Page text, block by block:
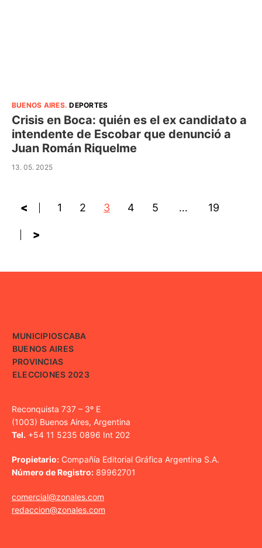
BUENOS AIRES.DEPORTES
Crisis en Boca: quién es el ex candidato a
intendente de Escobar que denunció a
Juan Román Riquelme
13. 05. 2025
< 1 2 3 4 5 … 19
>
MUNICIPIOSCABA
BUENOS AIRES
PROVINCIAS
ELECCIONES 2023
Reconquista 737 – 3º E
(1003) Buenos Aires, Argentina
Tel. +54 11 5235 0896 Int 202
Propietario: Compañía Editorial Gráfica Argentina S.A.
Número de Registro: 89962701
comercial@zonales.com
redaccion@zonales.com